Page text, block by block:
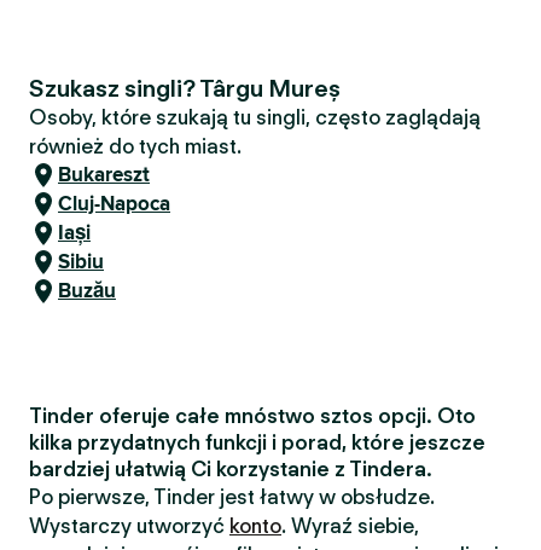
Szukasz singli? Târgu Mureș
Osoby, które szukają tu singli, często zaglądają
również do tych miast.
Bukareszt
Cluj-Napoca
Iași
Sibiu
Buzău
Tinder oferuje całe mnóstwo sztos opcji. Oto
kilka przydatnych funkcji i porad, które jeszcze
bardziej ułatwią Ci korzystanie z Tindera.
Po pierwsze, Tinder jest łatwy w obsłudze.
Wystarczy utworzyć konto. Wyraź siebie,